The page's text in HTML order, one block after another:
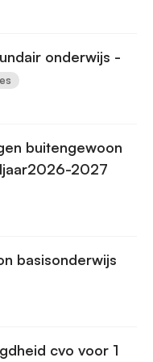
onderwijs -
buitengewoon
2027
basisonderwijs
cvo voor 1